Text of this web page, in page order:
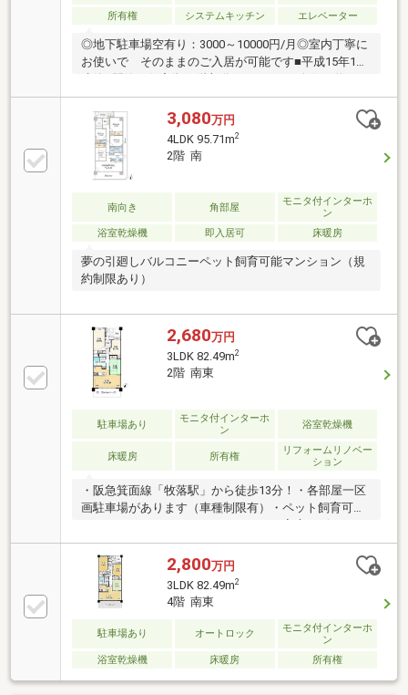
所有権
システムキッチン エレベーター
◎地下駐車場空有り：3000～10000円/月◎室内丁寧に
お使いで そのままのご入居が可能です■平成15年1月
ｍ■門扉付き玄関ポーチ■ペット飼育可（規約制限あ
り）【リノベーション歴内容】スケルトンリノベーシ
ョン躯体を除き全交換【専有設備】トランクルーム水
栓一体型浄水器浴室暖房乾燥機追い焚き機能【共用設
備】モニター付きオートロック宅配ボックスプレイロ
ット（屋内広場）居住者専用公園地下駐車場地下バイ
ク置き場地下駐輪場
3,080万円
4LDK 95.71m2
2階 南
南向き 角部屋
モニタ付インターホ
ン
浴室乾燥機
即入居可 床暖房
夢の引廻しバルコニーペット飼育可能マンション（規
約制限あり）
2,680万円
3LDK 82.49m2
2階 南東
駐車場あり
モニタ付インターホ
ン
浴室乾燥機
床暖房 所有権
リフォームリノベー
ション
・阪急箕面線「牧落駅」から徒歩13分！・各部屋一区
画駐車場があります（車種制限有）・ペット飼育可能
です！（管理規約による制限有）・南東向きバルコニ
ーにつき日当たり良好♪・オートロックにつきセキュ
リティ面も安心ですね！・宅配ボックスございま
す！・令和7年２月給湯器交換、令和5年トイレ新調し
ております。・『牧落幼稚園』徒歩8分、『箕面小学
校』徒歩10分、『第一中学校』徒歩25分。買物施設は
『北乃屋 箕面店』徒歩10分、『ダイエー 桜井店』徒
歩12分など…。その他『箕面市役所』が徒歩13分の距
離にあります。
2,800万円
3LDK 82.49m2
4階 南東
駐車場あり オートロック
モニタ付インターホ
ン
浴室乾燥機
床暖房 所有権